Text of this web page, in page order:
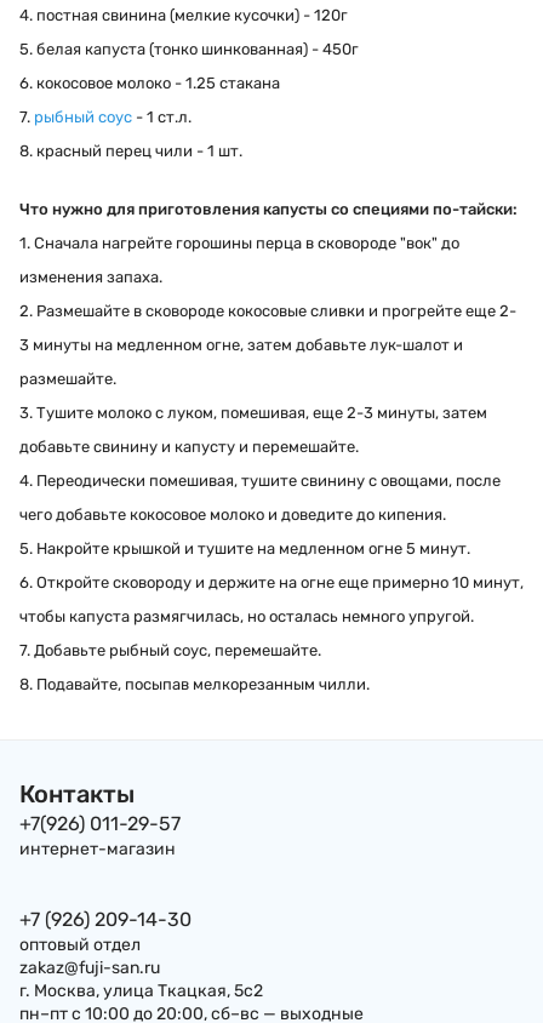
4. постная свинина (мелкие кусочки) - 120г
5. белая капуста (тонко шинкованная) - 450г
6. кокосовое молоко - 1.25 стакана
7. рыбный соус - 1 ст.л.
8. красный перец чили - 1 шт.
Что нужно для приготовления капусты со специями по-тайски:
1. Сначала нагрейте горошины перца в сковороде "вок" до
изменения запаха.
2. Размешайте в сковороде кокосовые сливки и прогрейте еще 2-
3 минуты на медленном огне, затем добавьте лук-шалот и
размешайте.
3. Тушите молоко с луком, помешивая, еще 2-3 минуты, затем
добавьте свинину и капусту и перемешайте.
4. Переодически помешивая, тушите свинину с овощами, после
чего добавьте кокосовое молоко и доведите до кипения.
5. Накройте крышкой и тушите на медленном огне 5 минут.
6. Откройте сковороду и держите на огне еще примерно 10 минут,
чтобы капуста размягчилась, но осталась немного упругой.
7. Добавьте рыбный соус, перемешайте.
8. Подавайте, посыпав мелкорезанным чилли.
Контакты
+7(926) 011-29-57
интернет-магазин
+7 (926) 209-14-30
оптовый отдел
zakaz@fuji-san.ru
г. Москва, улица Ткацкая, 5с2
пн–пт с 10:00 до 20:00, сб–вс — выходные